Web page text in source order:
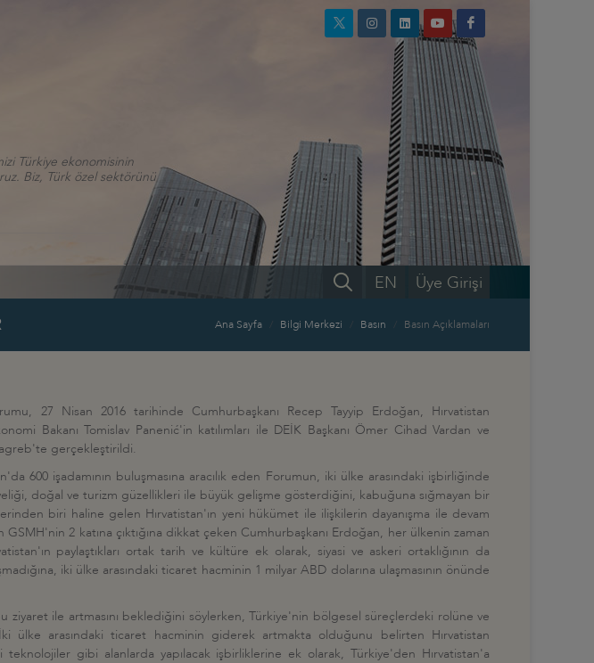
Türkiye ekonomisinin
Biz, Türk özel sektörünü
Üye Girişi
EN
Ana Sayfa Bilgi Merkezi Basın Basın Açıklamaları
27 Nisan 2016 tarihinde Cumhurbaşkanı Recep Tayyip Erdoğan, Hırvatistan
Bakanı Tomislav Panenić'in katılımları ile DEİK Başkanı Ömer Cihad Vardan ve
gerçekleştirildi.
600 işadamının buluşmasına aracılık eden Forumun, iki ülke arasındaki işbirliğinde
doğal ve turizm güzellikleri ile büyük gelişme gösterdiğini, kabuğuna sığmayan bir
biri haline gelen Hırvatistan'ın yeni hükümet ile ilişkilerin dayanışma ile devam
2 katına çıktığına dikkat çeken Cumhurbaşkanı Erdoğan, her ülkenin zaman
paylaştıkları ortak tarih ve kültüre ek olarak, siyasi ve askeri ortaklığının da
iki ülke arasındaki ticaret hacminin 1 milyar ABD dolarına ulaşmasının önünde
ziyaret ile artmasını beklediğini söylerken, Türkiye'nin bölgesel süreçlerdeki rolüne ve
arasındaki ticaret hacminin giderek artmakta olduğunu belirten Hırvatistan
gibi alanlarda yapılacak işbirliklerine ek olarak, Türkiye'den Hırvatistan'a